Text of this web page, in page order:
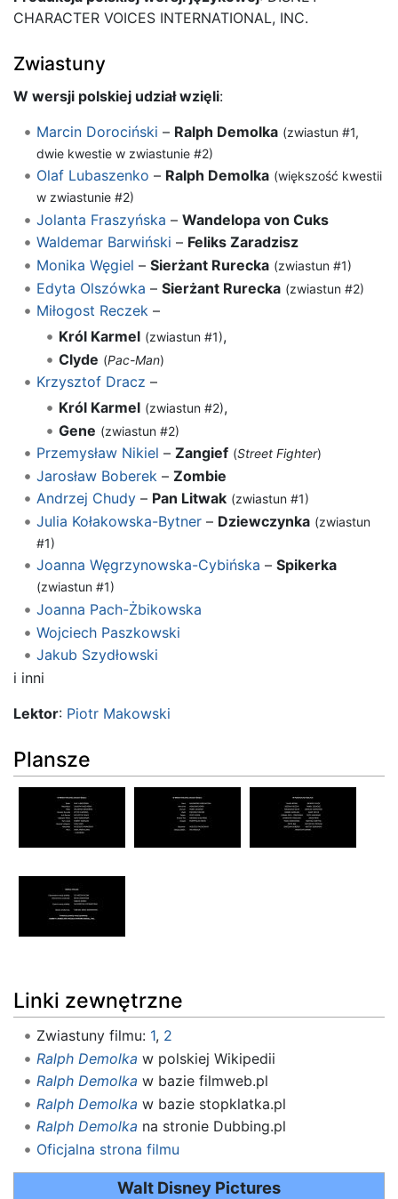
CHARACTER VOICES INTERNATIONAL, INC.
Zwiastuny
W wersji polskiej udział wzięli:
Marcin Dorociński – Ralph Demolka (zwiastun #1,
dwie kwestie w zwiastunie #2)
Olaf Lubaszenko – Ralph Demolka (większość kwestii
w zwiastunie #2)
Jolanta Fraszyńska – Wandelopa von Cuks
Waldemar Barwiński – Feliks Zaradzisz
Monika Węgiel – Sierżant Rurecka (zwiastun #1)
Edyta Olszówka – Sierżant Rurecka (zwiastun #2)
Miłogost Reczek–
Król Karmel (zwiastun #1),
Clyde (Pac-Man)
Krzysztof Dracz –
Król Karmel (zwiastun #2),
Gene (zwiastun #2)
Przemysław Nikiel – Zangief (Street Fighter)
Jarosław Boberek – Zombie
Andrzej Chudy– Pan Litwak (zwiastun #1)
Julia Kołakowska-Bytner– Dziewczynka (zwiastun
#1)
Joanna Węgrzynowska-Cybińska – Spikerka
(zwiastun #1)
Joanna Pach-Żbikowska
Wojciech Paszkowski
Jakub Szydłowski
i inni
Lektor: Piotr Makowski
Plansze
Linki zewnętrzne
Zwiastuny filmu: 1, 2
Ralph Demolka w polskiej Wikipedii
Ralph Demolka w bazie filmweb.pl
Ralph Demolka w bazie stopklatka.pl
Ralph Demolka na stronie Dubbing.pl
Oficjalna strona filmu
Walt Disney Pictures